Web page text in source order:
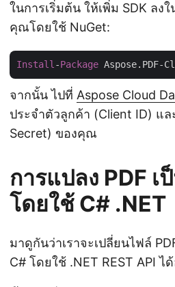
ในการเริ่มต้น ให้เพิ่ม SDK ลง
คุณโดยใช้ NuGet:
Install-Package
จากนั้น ไปที่ Aspose Cloud
ประจำตัวลูกค้า (Client ID) แ
Secret) ของคุณ
การแปลง PDF
โดยใช้ C# .NET
มาดูกันว่าเราจะเปลี่ยนไฟล์
C# โดยใช้ .NET REST API ไ